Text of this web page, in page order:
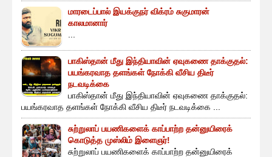
மாரடைப்பால் இயக்குநர் விக்ரம் சுகுமாரன்
காலமானார்
பாகிஸ்தான் மீது இந்தியாவின் ஏவுகணை தாக்குதல்:
பயங்கரவாத தளங்கள் நோக்கி வீசிய திடீர்
நடவடிக்கை
பாகிஸ்தான் மீது இந்தியாவின் ஏவுகணை தாக்குதல்:
பயங்கரவாத தளங்கள் நோக்கி வீசிய திடீர் நடவடிக்கை ...
சுற்றுலாப் பயணிகளைக் காப்பாற்ற தன்னுயிரைக்
கொடுத்த முஸ்லிம் இளைஞர்!
சுற்றுலாப் பயணிகளைக் காப்பாற்ற தன்னுயிரைக்